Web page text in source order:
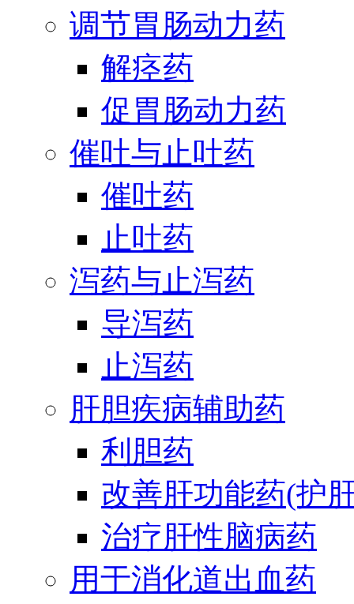
调节胃肠动力药
解痉药
促胃肠动力药
催吐与止吐药
催吐药
止吐药
泻药与止泻药
导泻药
止泻药
肝胆疾病辅助药
利胆药
改善肝功能药(护
治疗肝性脑病药
用于消化道出血药